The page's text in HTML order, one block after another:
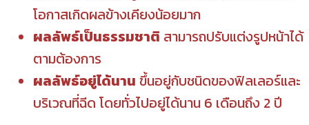
โอกาสเกิดผลข้างเคียงน้อยมาก
ผลลัพธ์เป็นธรรมชาติ สามารถปรับแต่งรูปหน้าได้
ตามต้องการ
ผลลัพธ์อยู่ได้นาน ขึ้นอยู่กับชนิดของฟิลเลอร์และ
บริเวณที่ฉีด โดยทั่วไปอยู่ได้นาน 6 เดือนถึง 2 ปี